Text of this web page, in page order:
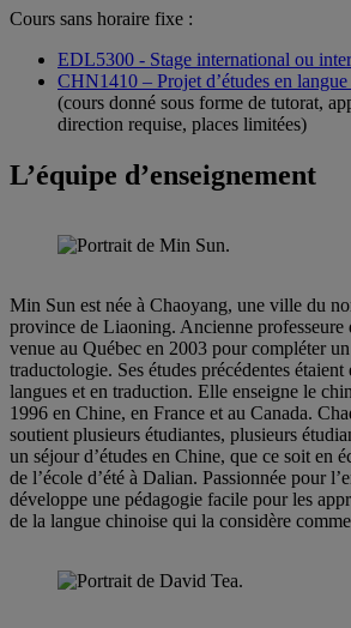
Cours sans horaire fixe :
EDL5300 - Stage international ou
CHN1410 – Projet d’études en
(cours donné sous forme de tutorat,
direction requise, places limitées)
L’équipe d’enseignement
Min Sun est née à Chaoyang, une ville du
province de Liaoning. Ancienne professeure
venue au Québec en 2003 pour compléter
traductologie. Ses études précédentes
langues et en traduction. Elle enseigne le
1996 en Chine, en France et au Canada.
soutient plusieurs étudiantes, plusieurs
un séjour d’études en Chine, que ce soit en
de l’école d’été à Dalian. Passionnée pour
développe une pédagogie facile pour les
de la langue chinoise qui la considère